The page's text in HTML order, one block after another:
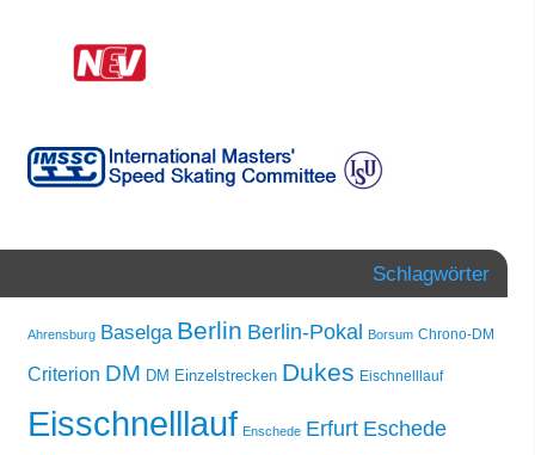
Schlagwörter
Ahrensburg Baselga Berlin Berlin-Pokal Borsum Chrono-DM
Criterion DM DM Einzelstrecken Dukes Eischnelllauf
Eisschnelllauf Enschede Erfurt Eschede